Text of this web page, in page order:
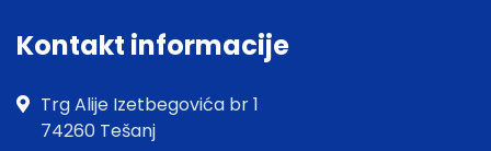
Kontakt informacije
Trg Alije Izetbegovića br 1
74260 Tešanj